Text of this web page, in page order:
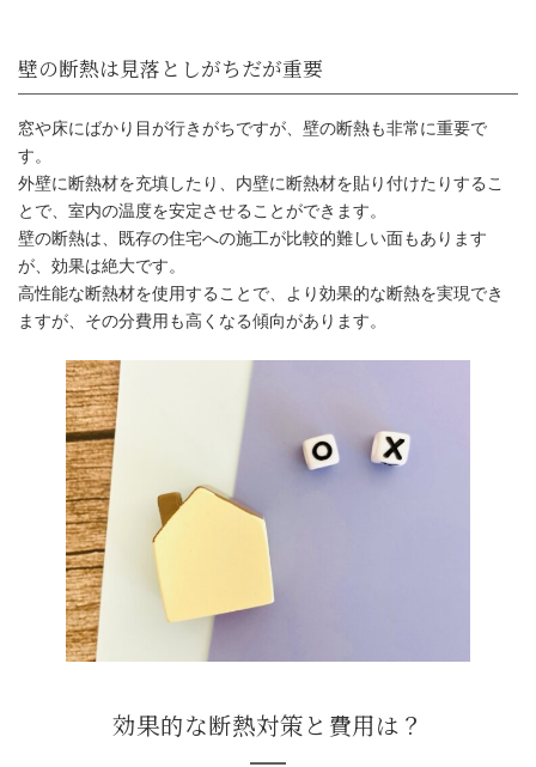
床の断熱も効果的
壁の断熱は見落としがちだが重要
窓や床にばかり目が行きがちですが、壁の断熱も非常に重要で
す。
外壁に断熱材を充填したり、内壁に断熱材を貼り付けたりするこ
とで、室内の温度を安定させることができます。
壁の断熱は、既存の住宅への施工が比較的難しい面もあります
が、効果は絶大です。
高性能な断熱材を使用することで、より効果的な断熱を実現でき
ますが、その分費用も高くなる傾向があります。